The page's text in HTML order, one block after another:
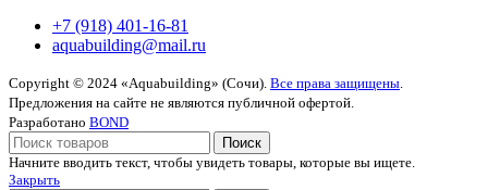
+7 (918) 401-16-81
aquabuilding@mail.ru
Copyright © 2024 «Aquabuilding» (Сочи). Все права защищены.
Предложения на сайте не являются публичной офертой.
Разработано BOND
Поиск
Начните вводить текст, чтобы увидеть товары, которые вы ищете.
Закрыть